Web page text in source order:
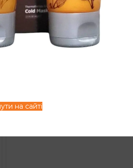
на сайті
Angel Professional
для пом’якшення
волосся 80ml, 250ml
264грн
through